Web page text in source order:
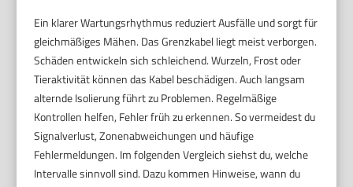
Ein klarer Wartungsrhythmus reduziert Ausfälle und sorgt für
gleichmäßiges Mähen. Das Grenzkabel liegt meist verborgen.
Schäden entwickeln sich schleichend. Wurzeln, Frost oder
Tieraktivität können das Kabel beschädigen. Auch langsam
alternde Isolierung führt zu Problemen. Regelmäßige
Kontrollen helfen, Fehler früh zu erkennen. So vermeidest du
Signalverlust, Zonenabweichungen und häufige
Fehlermeldungen. Im folgenden Vergleich siehst du, welche
Intervalle sinnvoll sind. Dazu kommen Hinweise, wann du